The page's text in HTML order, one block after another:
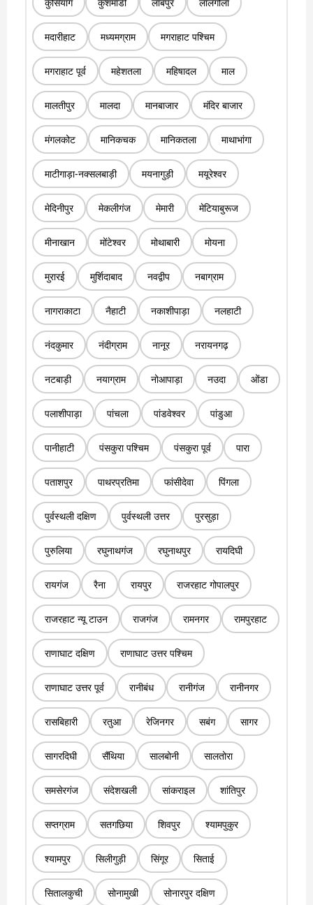
मदारीहाट मध्यमग्राम मगराहाट पश्चिम
मगराहाट पूर्व महेशतला महिषादल माल
मालतीपुर मालदा मानबाजार मंदिर बाजार
मंगलकोट मानिकचक मानिकतला माथाभांगा
माटीगाड़ा-नक्सलबाड़ी मयनागुड़ी मयूरेश्वर
मेदिनीपुर मेकलीगंज मेमारी मेटियाबुरूज
मीनाखान मोंटेश्वर मोथाबारी मोयना
मुरारई मुर्शिदाबाद नवद्वीप नबाग्राम
नागराकाटा नैहाटी नकाशीपाड़ा नलहाटी
नंदकुमार नंदीग्राम नानूर नरायनगढ़
नटबाड़ी नयाग्राम नोआपाड़ा नउदा ओंडा
पलाशीपाड़ा पांचला पांडवेश्वर पांडुआ
पानीहाटी पंसकुरा पश्चिम पंसकुरा पूर्व पारा
पताशपुर पाथरप्रतिमा फांसीदेवा पिंगला
पुर्वस्थली दक्षिण पुर्वस्थली उत्तर पुरसुड़ा
पुरुलिया रघुनाथगंज रघुनाथपुर रायदिघी
रायगंज रैना रायपुर राजरहाट गोपालपुर
राजरहाट न्यू टाउन राजगंज रामनगर रामपुरहाट
राणाघाट दक्षिण राणाघाट उत्तर पश्चिम
राणाघाट उत्तर पूर्व रानीबंध रानीगंज रानीनगर
रासबिहारी रतुआ रेजिनगर सबंग सागर
सागरदिघी सैंथिया सालबोनी सालतोरा
समसेरगंज संदेशखली सांकराइल शांतिपुर
सप्तग्राम सतगछिया शिवपुर श्यामपुकुर
श्यामपुर सिलीगुड़ी सिंगूर सिताई
सितालकुची सोनामुखी सोनारपुर दक्षिण